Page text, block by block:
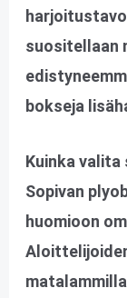
suositellaan
bokseja
Kuinka valita
Sopivan
huomioon